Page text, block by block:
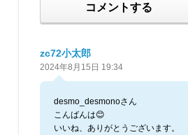
コメントする
zc72小太郎
2024年8月15日 19:34
desmo_desmonoさん
こんばんは😊
いいね、ありがとうございます。